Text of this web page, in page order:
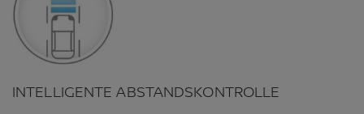
INTELLIGENTE ABSTANDSKONTROLLE